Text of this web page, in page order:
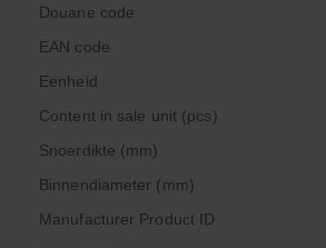
Douane code
EAN code
Eenheid
Content in sale unit (pcs)
Snoerdikte (mm)
Binnendiameter (mm)
Manufacturer Product ID